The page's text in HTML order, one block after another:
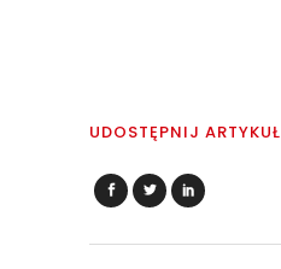
UDOSTĘPNIJ ARTYKUŁ